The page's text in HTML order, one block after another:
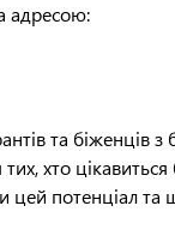
адресою:
та біженців з
хто цікавиться
цей потенціал